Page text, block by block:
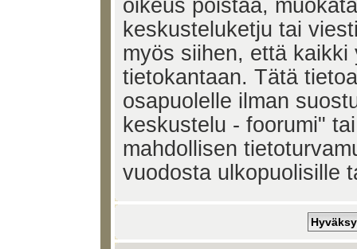
oikeus poistaa,
keskusteluketju tai
myös siihen, että
tietokantaan. Tätä
osapuolelle ilman
keskustelu - foorumi"
mahdollisen
vuodosta ulkopuolisille